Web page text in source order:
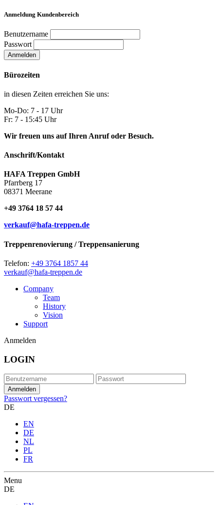
Anmeldung Kundenbereich
Benutzername
Passwort
Anmelden
Bürozeiten
in diesen Zeiten erreichen Sie uns:
Mo-Do: 7 - 17 Uhr
Fr: 7 - 15:45 Uhr
Wir freuen uns auf Ihren Anruf oder Besuch.
Anschrift/Kontakt
HAFA Treppen GmbH
Pfarrberg 17
08371 Meerane
+49 3764 18 57 44
verkauf@hafa-treppen.de
Treppenrenovierung / Treppensanierung
Telefon: +49 3764 1857 44
verkauf@hafa-treppen.de
Company
Team
History
Vision
Support
Anmelden
LOGIN
Passwort vergessen?
DE
EN
DE
NL
PL
FR
Menu
DE